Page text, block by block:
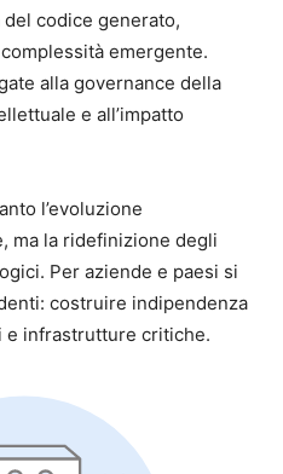
codice generato,
emergente.
alla governance della
e all’impatto
l’evoluzione
ma la ridefinizione degli
Per aziende e paesi si
costruire indipendenza
e infrastrutture critiche.